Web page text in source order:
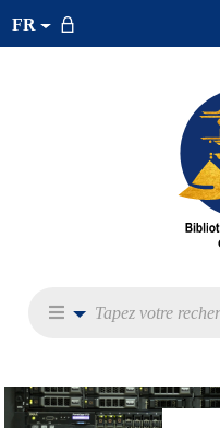
FR